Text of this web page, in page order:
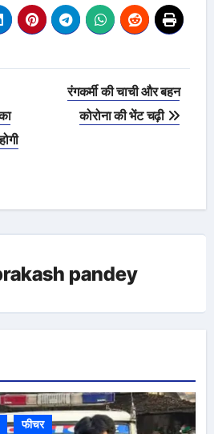
रंगकर्मी की चाची और बहन
कोरोना की भेंट चढ़ी
pandey
फीचर